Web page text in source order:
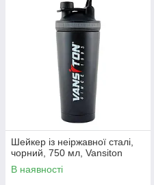
Шейкер із неіржавної сталі,
чорний, 750 мл, Vansiton
В наявності